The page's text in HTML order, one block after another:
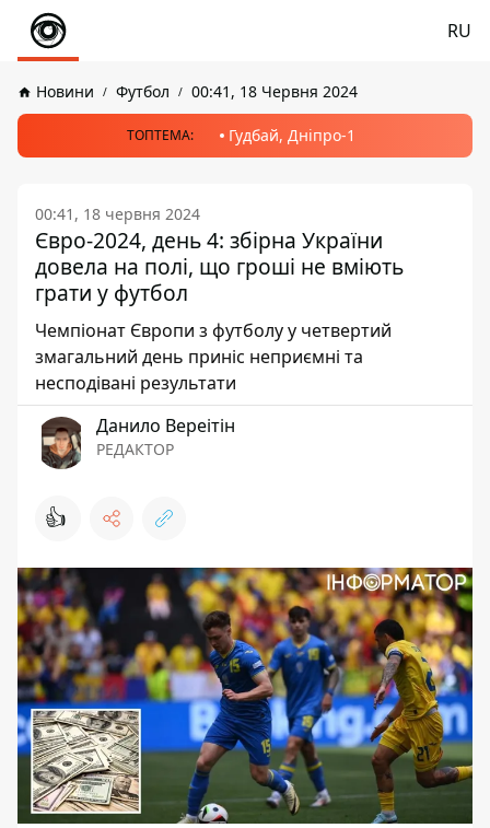
RU
Новини Футбол 00:41, 18 Червня 2024
ТОПТЕМА: Гудбай, Дніпро-1
00:41, 18 червня 2024
Євро-2024, день 4: збірна України
довела на полі, що гроші не вміють
грати у футбол
Чемпіонат Європи з футболу у четвертий
змагальний день приніс неприємні та
несподівані результати
Данило Вереітін
РЕДАКТОР
👍